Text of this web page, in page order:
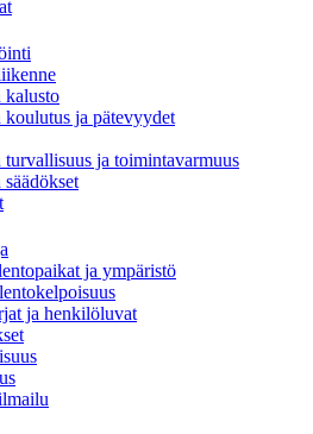
kalusto
koulutus ja pätevyydet
turvallisuus ja toimintavarmuus
ja ympäristö
ja henkilöluvat